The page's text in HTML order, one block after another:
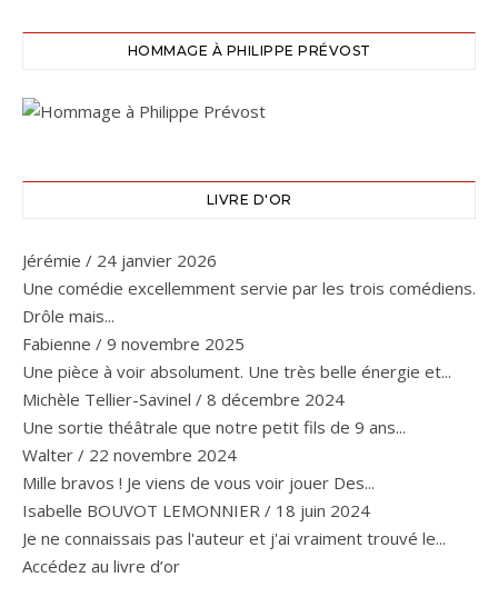
HOMMAGE À PHILIPPE PRÉVOST
LIVRE D'OR
Jérémie / 24 janvier 2026
Une comédie excellemment servie par les trois comédiens.
Drôle mais...
Fabienne / 9 novembre 2025
Une pièce à voir absolument. Une très belle énergie et...
Michèle Tellier-Savinel / 8 décembre 2024
Une sortie théâtrale que notre petit fils de 9 ans...
Walter / 22 novembre 2024
Mille bravos ! Je viens de vous voir jouer Des...
Isabelle BOUVOT LEMONNIER / 18 juin 2024
Je ne connaissais pas l'auteur et j'ai vraiment trouvé le...
Accédez au livre d’or